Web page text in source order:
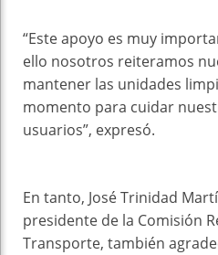
“Este apoyo es muy
ello nosotros reiteramos
mantener las unidades
momento para cuidar
usuarios”, expresó.
En tanto, José Trinidad
presidente de la Comisión
Transporte, también